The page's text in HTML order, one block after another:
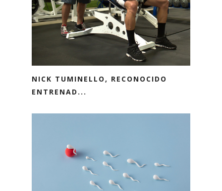
NICK TUMINELLO, RECONOCIDO
ENTRENAD...